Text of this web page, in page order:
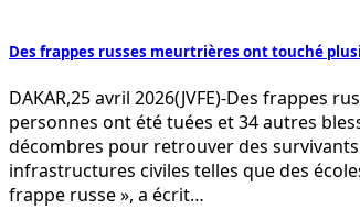
Des frappes russes meurtrières ont touché
DAKAR,25 avril 2026(JVFE)-Des
personnes ont été tuées et 34 autres
décombres pour retrouver des
infrastructures civiles telles que des
frappe russe », a écrit…